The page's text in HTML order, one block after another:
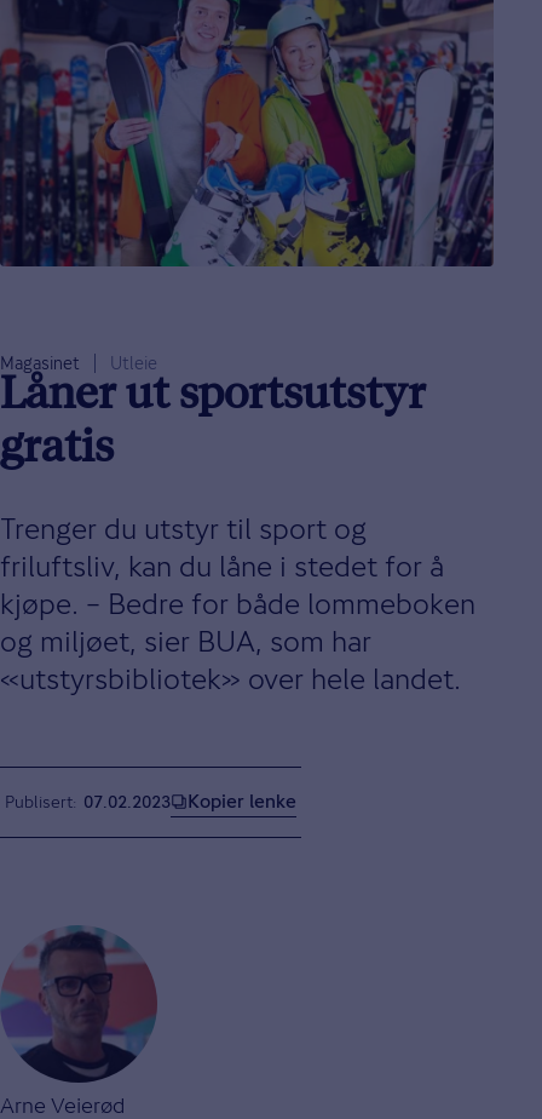
Magasinet Utleie
Låner ut sportsutstyr
gratis
Trenger du utstyr til sport og
friluftsliv, kan du låne i stedet for å
kjøpe. – Bedre for både lommeboken
og miljøet, sier BUA, som har
«utstyrsbibliotek» over hele landet.
Publisert 07.02.2023 Kopier lenke
Arne Veierød